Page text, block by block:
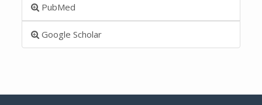
PubMed
Google Scholar